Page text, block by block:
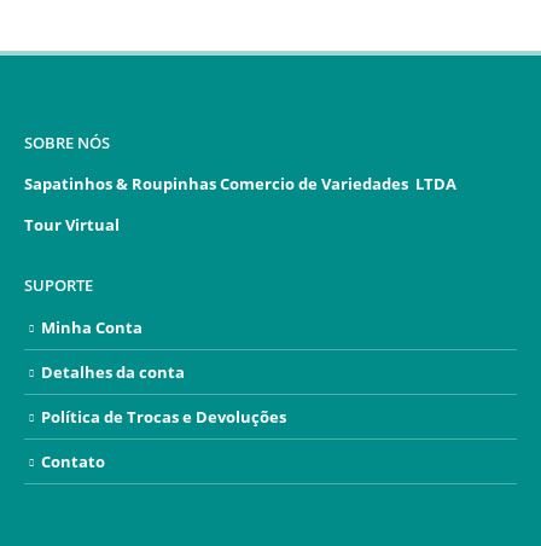
SOBRE NÓS
Sapatinhos & Roupinhas Comercio de Variedades LTDA
Tour Virtual
SUPORTE
Minha Conta
Detalhes da conta
Política de Trocas e Devoluções
Contato